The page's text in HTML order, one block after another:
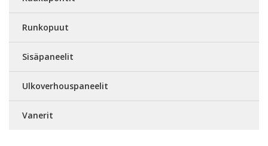
Runkopuut
Sisäpaneelit
Ulkoverhouspaneelit
Vanerit